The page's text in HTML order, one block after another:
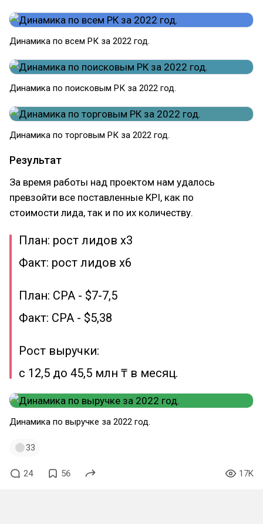
Динамика по всем РК за 2022 год.
Динамика по поисковым РК за 2022 год.
Динамика по торговым РК за 2022 год.
Результат
За время работы над проектом нам удалось
превзойти все поставленные KPI, как по
стоимости лида, так и по их количеству.
План: рост лидов x3
Факт: рост лидов x6
План: CPA - $7-7,5
Факт: CPA - $5,38
Рост выручки:
с 12,5 до 45,5 млн ₸ в месяц.
Динамика по выручке за 2022 год.
33
24 56 17K